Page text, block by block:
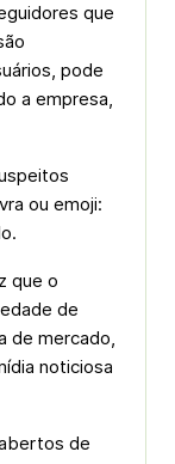
que
pode
a empresa,
ou emoji:
que o
de
de mercado,
noticiosa
de